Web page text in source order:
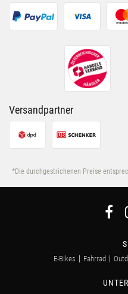
Versandpartner
*Die durchgestrichenen Preise
E-Bikes Fahrrad